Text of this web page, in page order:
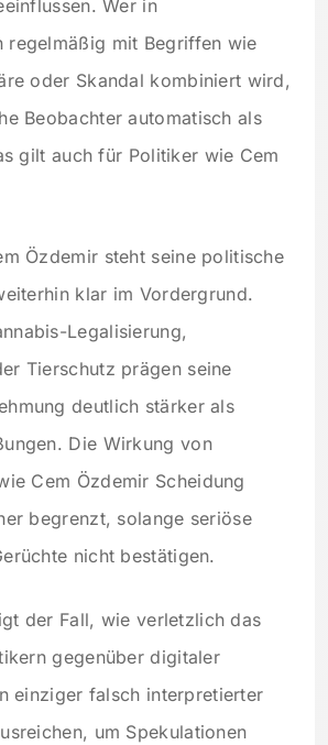
Wer in
regelmäßig mit Begriffen wie
oder Skandal kombiniert wird,
Beobachter automatisch als
gilt auch für Politiker wie Cem
Özdemir steht seine politische
klar im Vordergrund.
Legalisierung,
Tierschutz prägen seine
deutlich stärker als
Die Wirkung von
Cem Özdemir Scheidung
begrenzt, solange seriöse
nicht bestätigen.
der Fall, wie verletzlich das
gegenüber digitaler
einziger falsch interpretierter
um Spekulationen